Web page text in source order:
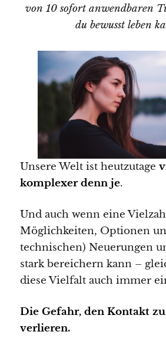
von 10 sofort anwendbaren
du bewusst leben
Unsere Welt ist heutzutage
komplexer denn je.
Und auch wenn eine
Möglichkeiten, Optionen
technischen) Neuerungen
stark bereichern kann –
diese Vielfalt auch immer
Die Gefahr, den Kontakt
verlieren.